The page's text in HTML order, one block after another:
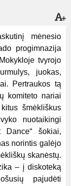
mėnesio
progimnazija
tvyrojo
juokas,
Pertraukos tą
komiteto nariai
šmėkliškus
nuotaikingi
Dance“ šokiai,
norintis galėjo
skanėstų.
– į diskoteką
pajudėti